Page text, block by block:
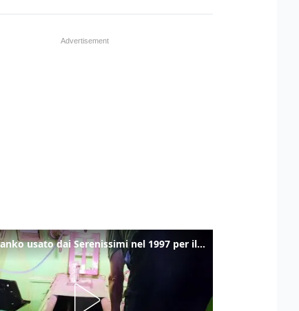
Ecco il tanko usato dai Serenissimi nel 1997 per il blitz a San Marco